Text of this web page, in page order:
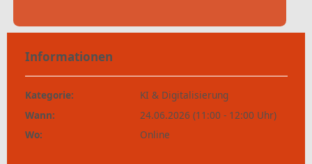
Informationen
Kategorie:
KI & Digitalisierung
Wann:
24.06.2026 (11:00 - 12:00 Uhr)
Wo:
Online